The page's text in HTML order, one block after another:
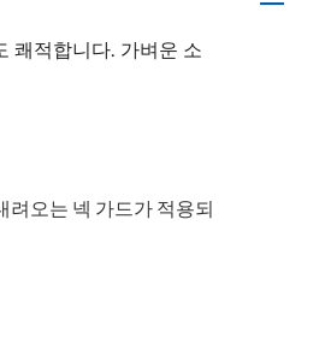
쾌적합니다. 가벼운 소
려오는 넥 가드가 적용되